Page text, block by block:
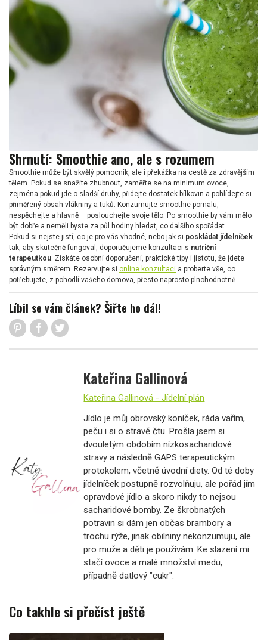
Shrnutí: Smoothie ano, ale s rozumem
Smoothie může být skvělý pomocník, ale i překážka na cestě za zdravějším
tělem. Pokud se snažíte zhubnout, zaměřte se na minimum ovoce,
zejména pokud jde o sladší druhy, přidejte dostatek bílkovin a pohlídejte si
přiměřený obsah vlákniny a tuků. Konzumujte smoothie pomalu,
nespěchejte a hlavně – poslouchejte svoje tělo. Po smoothie by vám mělo
být dobře a neměli byste za půl hodiny hledat, co dalšího spořádat.
Pokud si nejste jistí, co je pro vás vhodné, nebo jak si poskládat jídelníček
tak, aby skutečně fungoval, doporučujeme konzultaci s nutriční
terapeutkou . Získáte osobní doporučení, praktické tipy i jistotu, že jdete
správným směrem. Rezervujte si online konzultaci a proberte vše, co
potřebujete, z pohodlí vašeho domova, přesto naprosto plnohodnotně.
Líbil se vám článek? Šiřte ho dál!
Kateřina Gallinová
Kateřina Gallinová - Jídelní plán
Jídlo je můj obrovský koníček, ráda vařím,
peču i si o stravě čtu. Prošla jsem si
dvouletým obdobím nízkosacharidové
stravy a následně GAPS terapeutickým
protokolem, včetně úvodní diety. Od té doby
jídelníček postupně rozvolňuju, ale pořád jím
opravdové jídlo a skoro nikdy to nejsou
sacharidové bomby. Ze škrobnatých
potravin si dám jen občas brambory a
trochu rýže, jinak obilniny nekonzumuju, ale
pro muže a děti je používám. Ke slazení mi
stačí ovoce a malé množství medu,
případně datlový "cukr".
Co takhle si přečíst ještě